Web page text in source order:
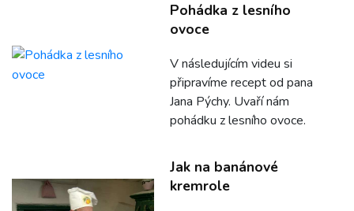
Pohádka z lesního
ovoce
V následujícím videu si
připravíme recept od pana
Jana Pýchy. Uvaří nám
pohádku z lesního ovoce.
Jak na banánové
kremrole